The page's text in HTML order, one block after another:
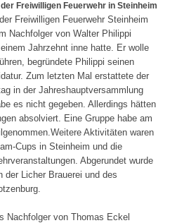
Freiwilligen Feuerwehr in Steinheim
Freiwilligen Feuerwehr Steinheim
Nachfolger von Walter Philippi
Jahrzehnt inne hatte. Er wolle
begründete Philippi seinen
Zum letzten Mal erstattete der
in der Jahreshauptversammlung
es nicht gegeben. Allerdings hätten
absolviert. Eine Gruppe habe am
Aktivitäten waren
Cups in Steinheim und die
Abgerundet wurde
Licher Brauerei und des
Nachfolger von Thomas Eckel